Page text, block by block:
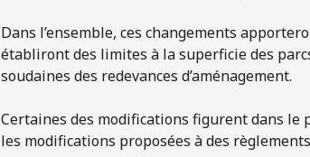
Dans l’ensemble, ces changements
établiront des limites à la superficie des
soudaines des redevances d’aménagement.
Certaines des modifications figurent dans le
les modifications proposées à des